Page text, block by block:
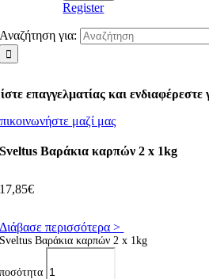
Register
Αναζήτηση για:
επαγγελματίας και ενδιαφέρεστε
μαζί μας
Sveltus Βαράκια καρπών 2 x 1kg
17,85€
Διάβασε περισσότερα >
Sveltus Βαράκια καρπών 2 x 1kg
ποσότητα